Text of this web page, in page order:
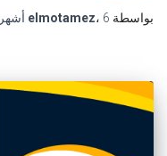
بواسطة
elmotamez، 6 أشهر